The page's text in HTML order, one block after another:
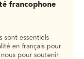
francophone
sont essentiels
en français pour
pour soutenir